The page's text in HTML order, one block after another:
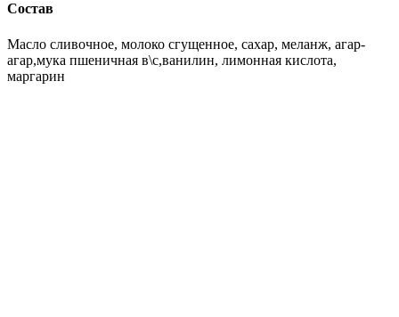
Состав
Масло сливочное, молоко сгущенное, сахар, меланж, агар-
агар,мука пшеничная в\с,ванилин, лимонная кислота,
маргарин